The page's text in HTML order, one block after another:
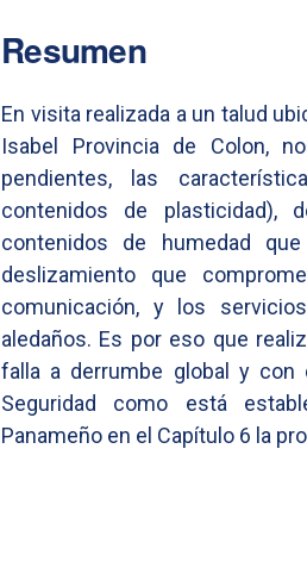
Resumen
En visita realizada a un talud
Isabel Provincia de Colon,
pendientes, las
contenidos de plasticidad),
contenidos de humedad
deslizamiento que
comunicación, y los
aledaños. Es por eso que
falla a derrumbe global y
Seguridad como está
Panameño en el Capítulo 6 la